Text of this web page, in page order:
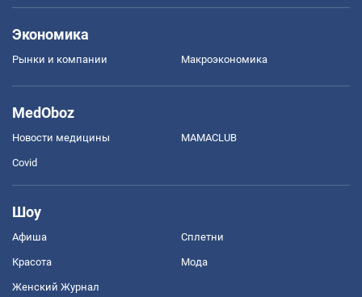
Экономика
Рынки и компании Mакроэкономика
MedOboz
Новости медицины MAMACLUB
Covid
Шоу
Афиша Сплетни
Красота Мода
Женский Журнал